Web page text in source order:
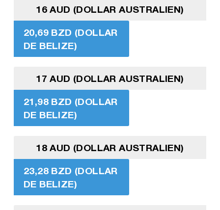
16 AUD (DOLLAR AUSTRALIEN)
20,69 BZD (DOLLAR
DE BELIZE)
17 AUD (DOLLAR AUSTRALIEN)
21,98 BZD (DOLLAR
DE BELIZE)
18 AUD (DOLLAR AUSTRALIEN)
23,28 BZD (DOLLAR
DE BELIZE)